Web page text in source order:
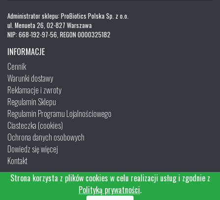
Administrator sklepu: ProBiotics Polska Sp. z o.o.
ul. Menueta 26, 02-827 Warszawa
NIP: 668-192-97-56, REGON 0000325182
INFORMACJE
Cennik
Warunki dostawy
Reklamacje i zwroty
Regulamin Sklepu
Regulamin Programu Lojalnościowego
Ciasteczka (cookies)
Ochrona danych osobowych
Dowiedz się więcej
Kontakt
Strona korzysta z plików cookies w celu realizacji usług i zgodnie z
Polityką prywatności.